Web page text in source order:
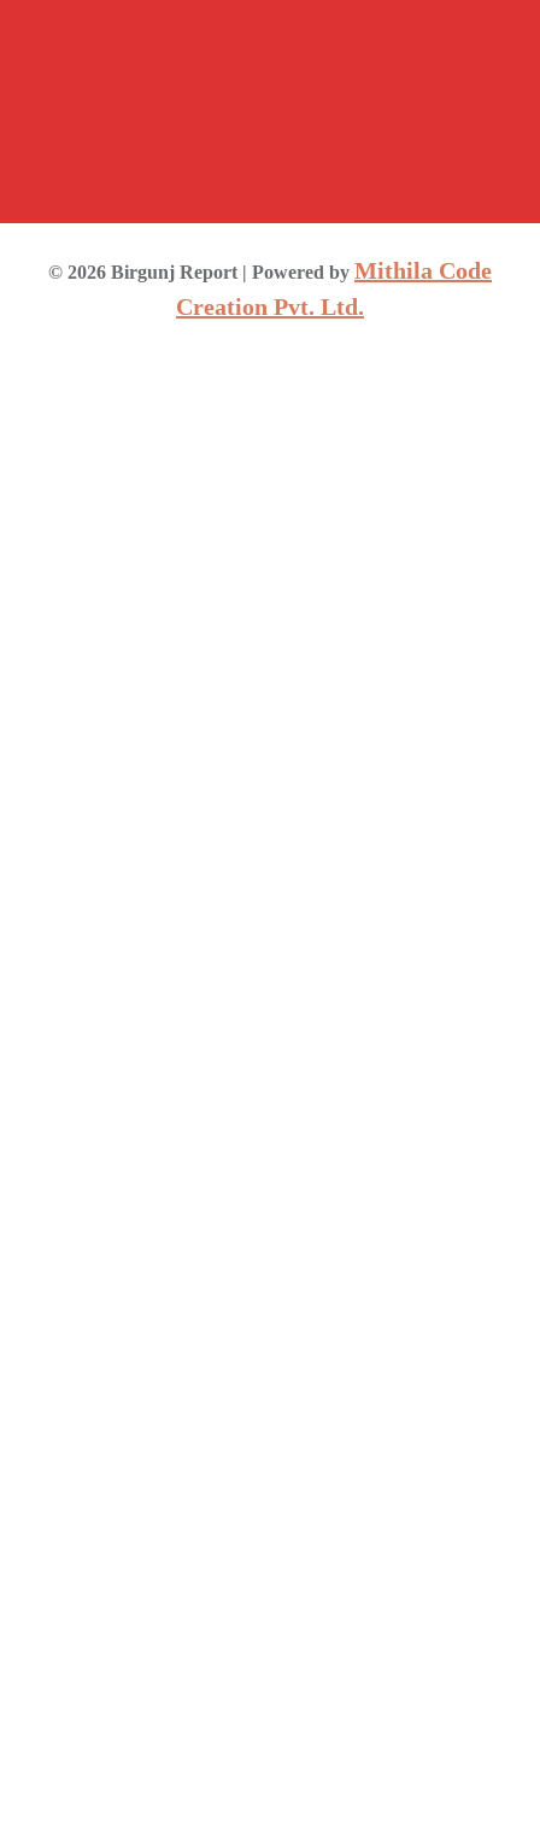
© 2026 Birgunj Report | Powered by Mithila Code
Creation Pvt. Ltd.